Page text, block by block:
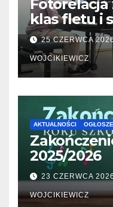
Fotorelacja
klas fletu i
06.2026
25 CZERWCA
WOJCIKIEWICZ
AKTUALNOŚCI
2025/2026
23 CZERWCA 2026
WOJCIKIEWICZ